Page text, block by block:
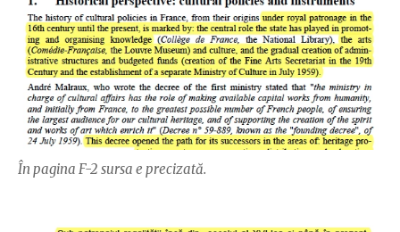
În pagina F-2 sursa e precizată.